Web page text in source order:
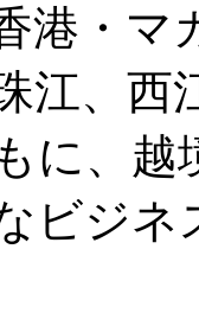
港・マ
江、西
に、越
ビジネ